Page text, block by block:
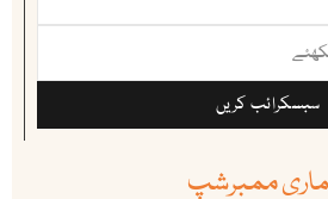
سبسکرائب کریں
ممبرشپ